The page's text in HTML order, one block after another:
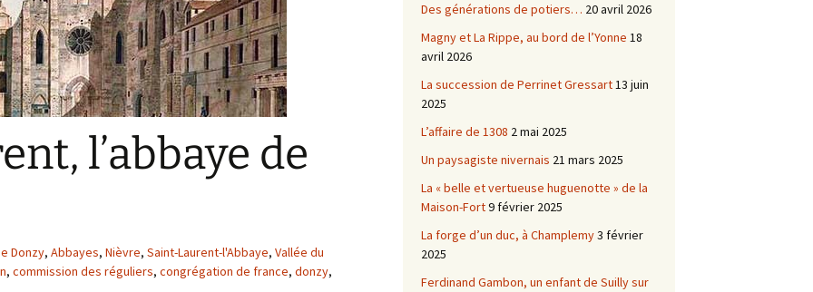
Seigneurie de Courtenay
Comté de Sancerre
l’abbaye de
Donzy, Abbayes, Nièvre, Saint-Laurent-l'Abbaye, Vallée du
, commission des réguliers, congrégation de france, donzy,
Des générations de potiers… 20 avril 2026
Magny et La Rippe, au bord de l’Yonne 18
avril 2026
La succession de Perrinet Gressart13 juin
2025
L’affaire de 1308 2 mai 2025
Un paysagiste nivernais 21 mars 2025
La « belle et vertueuse huguenotte » de la
Maison-Fort9 février 2025
La forge d’un duc, à Champlemy3 février
2025
Ferdinand Gambon, un enfant de Suilly sur